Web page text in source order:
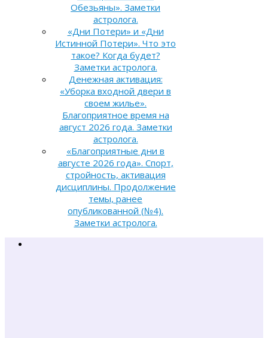
Обезьяны». Заметки
астролога.
«Дни Потери» и «Дни
Истинной Потери». Что это
такое? Когда будет?
Заметки астролога.
Денежная активация:
«Уборка входной двери в
своем жилье».
Благоприятное время на
август 2026 года. Заметки
астролога.
«Благоприятные дни в
августе 2026 года». Спорт,
стройность, активация
дисциплины. Продолжение
темы, ранее
опубликованной (№4).
Заметки астролога.